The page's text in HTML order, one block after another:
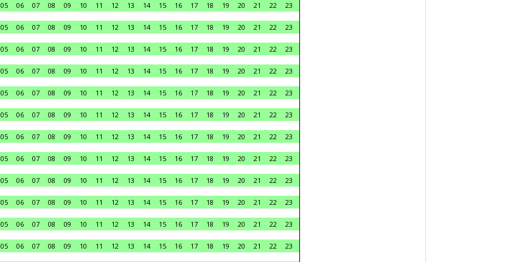
05 06 07 08 09 10 11 12 13 14 15 16 17 18 19 20 21 22
23
05 06 07 08 09 10 11 12 13 14 15 16 17 18 19 20 21 22
23
05 06 07 08 09 10 11 12 13 14 15 16 17 18 19 20 21 22
23
05 06 07 08 09 10 11 12 13 14 15 16 17 18 19 20 21 22
23
05 06 07 08 09 10 11 12 13 14 15 16 17 18 19 20 21 22
23
05 06 07 08 09 10 11 12 13 14 15 16 17 18 19 20 21 22
23
05 06 07 08 09 10 11 12 13 14 15 16 17 18 19 20 21 22
23
05 06 07 08 09 10 11 12 13 14 15 16 17 18 19 20 21 22
23
05 06 07 08 09 10 11 12 13 14 15 16 17 18 19 20 21 22
23
05 06 07 08 09 10 11 12 13 14 15 16 17 18 19 20 21 22
23
05 06 07 08 09 10 11 12 13 14 15 16 17 18 19 20 21 22
23
05 06 07 08 09 10 11 12 13 14 15 16 17 18 19 20 21 22
23